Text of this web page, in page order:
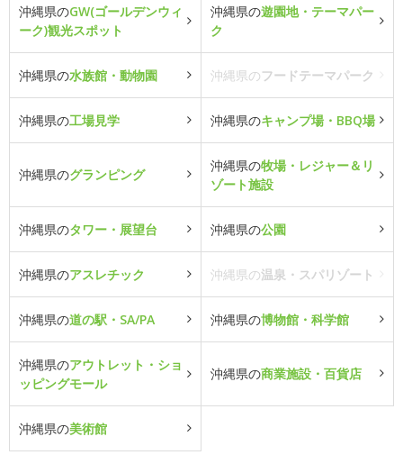
沖縄県のGW(ゴールデンウィ
ーク)観光スポット
沖縄県の遊園地・テーマパー
ク
沖縄県の水族館・動物園 沖縄県のフードテーマパーク
沖縄県の工場見学 沖縄県のキャンプ場・BBQ場
沖縄県のグランピング
沖縄県の牧場・レジャー＆リ
ゾート施設
沖縄県のタワー・展望台 沖縄県の公園
沖縄県のアスレチック 沖縄県の温泉・スパリゾート
沖縄県の道の駅・SA/PA 沖縄県の博物館・科学館
沖縄県のアウトレット・ショ
ッピングモール
沖縄県の商業施設・百貨店
沖縄県の美術館